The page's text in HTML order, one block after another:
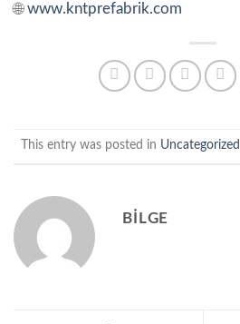
🌐www.kntprefabrik.com
This entry was posted in Uncategorized
BILGE